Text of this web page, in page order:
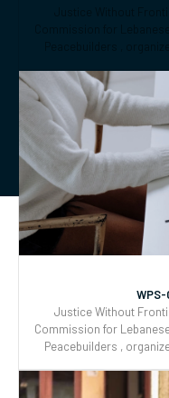
WPS-
Justice Without
Commission for
Peacebuilders ,
CEDAW General
Reporting and Joint